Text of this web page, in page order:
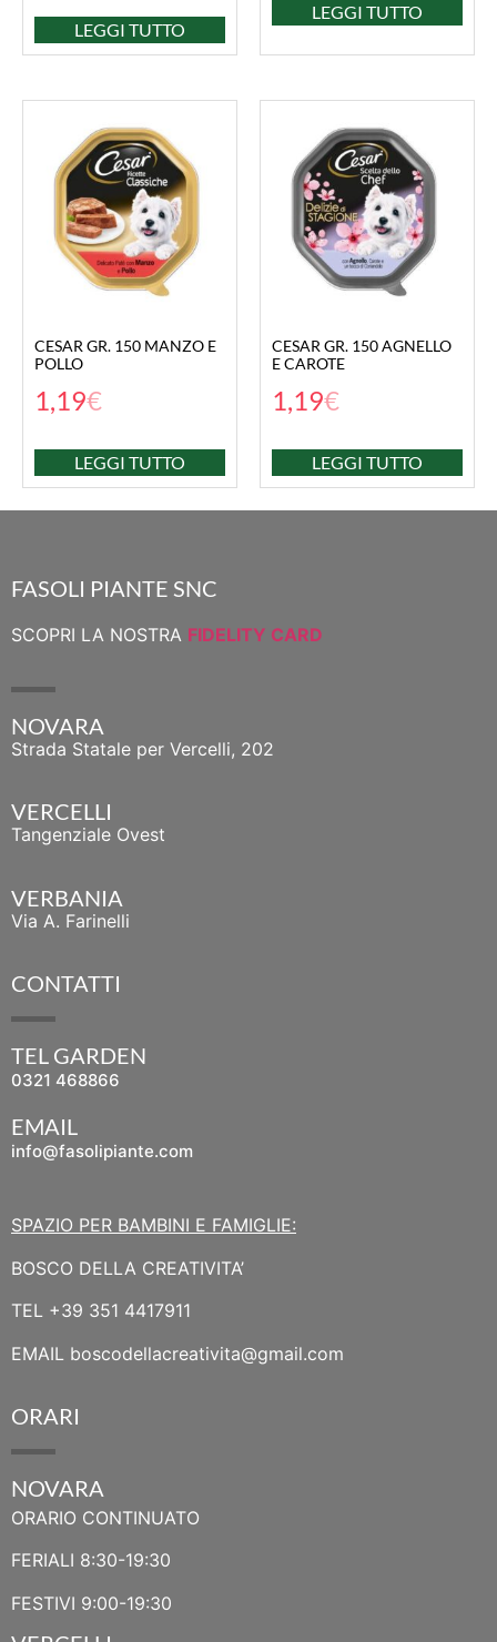
LEGGI TUTTO
LEGGI TUTTO
CESAR GR. 150 MANZO E
POLLO
1,19€
LEGGI TUTTO
CESAR GR. 150 AGNELLO
E CAROTE
1,19€
LEGGI TUTTO
FASOLI PIANTE SNC
SCOPRI LA NOSTRA FIDELITY CARD
NOVARA
Strada Statale per Vercelli, 202
VERCELLI
Tangenziale Ovest
VERBANIA
Via A. Farinelli
CONTATTI
TEL GARDEN
0321 468866
EMAIL
info@fasolipiante.com
SPAZIO PER BAMBINI E FAMIGLIE:
BOSCO DELLA CREATIVITA’
TEL +39 351 4417911
EMAIL boscodellacreativita@gmail.com
ORARI
NOVARA
ORARIO CONTINUATO
FERIALI 8:30-19:30
FESTIVI 9:00-19:30